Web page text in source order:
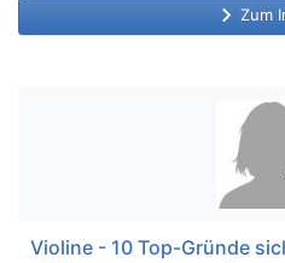
keyboard_arrow_right Zum
Violine - 10 Top-Gründe